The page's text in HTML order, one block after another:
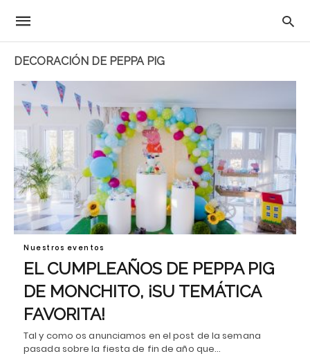
DECORACIÓN DE PEPPA PIG
Nuestros eventos
EL CUMPLEAÑOS DE PEPPA PIG
DE MONCHITO, ¡SU TEMÁTICA
FAVORITA!
Tal y como os anunciamos en el post de la semana
pasada sobre la fiesta de fin de año que…